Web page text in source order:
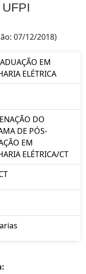
07/12/2018)
EM
ELÉTRICA
DO
DE PÓS-
EM
ELÉTRICA/CT